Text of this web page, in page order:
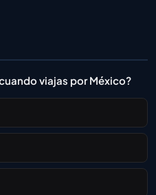
viajas por México?